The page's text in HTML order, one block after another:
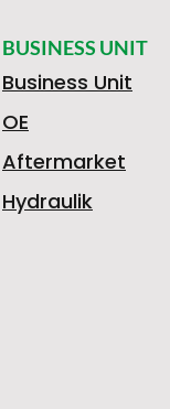
BUSINESS UNIT
Business Unit
OE
Aftermarket
Hydraulik